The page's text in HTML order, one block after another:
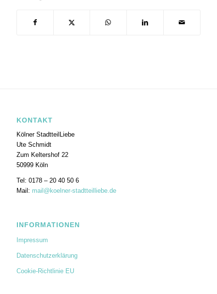
KONTAKT
Kölner StadtteilLiebe
Ute Schmidt
Zum Keltershof 22
50999 Köln
Tel: 0178 – 20 40 50 6
Mail: mail@koelner-stadtteilliebe.de
INFORMATIONEN
Impressum
Datenschutzerklärung
Cookie-Richtlinie EU